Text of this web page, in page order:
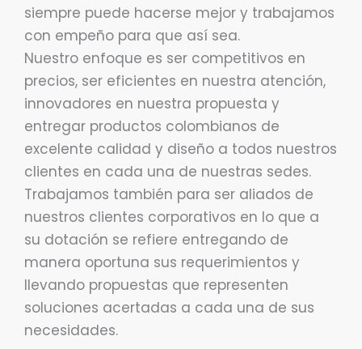
siempre puede hacerse mejor y trabajamos
con empeño para que así sea.
Nuestro enfoque es ser competitivos en
precios, ser eficientes en nuestra atención,
innovadores en nuestra propuesta y
entregar productos colombianos de
excelente calidad y diseño a todos nuestros
clientes en cada una de nuestras sedes.
Trabajamos también para ser aliados de
nuestros clientes corporativos en lo que a
su dotación se refiere entregando de
manera oportuna sus requerimientos y
llevando propuestas que representen
soluciones acertadas a cada una de sus
necesidades.